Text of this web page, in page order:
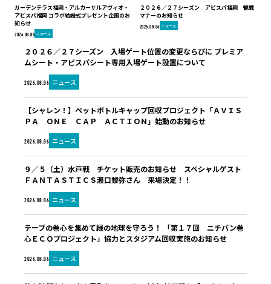
ガーデンテラス福岡・アルカーサルアヴィオ・
アビスパ福岡 コラボ結婚式プレゼント企画のお
知らせ
2026.08.06 ニュース
２０２６／２７シーズン アビスパ福岡 観戦
マナーのお知らせ
2026.08.06 ニュース
2026.08.06 ニュース
２０２６／２７シーズン 入場ゲート位置の変更ならびに プレミア
ムシート・アビスパシート専用入場ゲート設置について
2026.08.06 ニュース
【シャレン！】ペットボトルキャップ回収プロジェクト「ＡＶＩＳ
ＰＡ ＯＮＥ ＣＡＰ ＡＣＴＩＯＮ」始動のお知らせ
2026.08.06 ニュース
９／５（土）水戸戦 チケット販売のお知らせ スペシャルゲスト
ＦＡＮＴＡＳＴＩＣＳ瀬口黎弥さん 来場決定！！
2026.08.06 ニュース
テープの巻心を集めて緑の地球を守ろう！ 「第１７回 ニチバン巻
心ＥＣＯプロジェクト」協力とスタジアム回収実施のお知らせ